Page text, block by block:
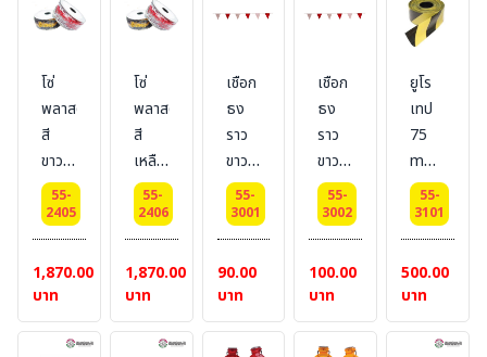
ยาว
โซ่
พลาสติก
สี
ขาว-
แดง
หนา
6
mm
ยาว
25
55-
2405
1,870.00
บาท
โซ่
พลาสติก
สี
เหลือง-
ดำ
หนา
6
mm
ยาว
25
55-
2406
1,870.00
บาท
เชือก
ธง
ราว
ขาว-
แดง
size
17
m
55-
3001
90.00
บาท
เชือก
ธง
ราว
ขาว-
แดง
size
20
m
55-
3002
100.00
บาท
ยูโร
เทป
75
mm
x
500
m. สี
:
เหลือง/
ดำ
BESTSAFE
55-
3101
500.00
บาท